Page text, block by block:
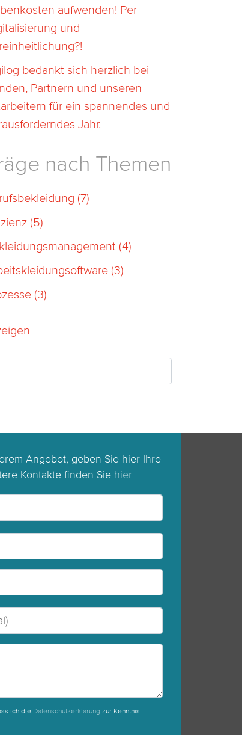
aufwenden! Per
und
bedankt sich herzlich bei
Partnern und unseren
für ein spannendes und
Jahr.
nach Themen
(7)
(5)
(4)
(3)
(3)
Angebot, geben Sie hier Ihre
Kontakte finden Sie hier
ich die Datenschutzerklärung zur Kenntnis